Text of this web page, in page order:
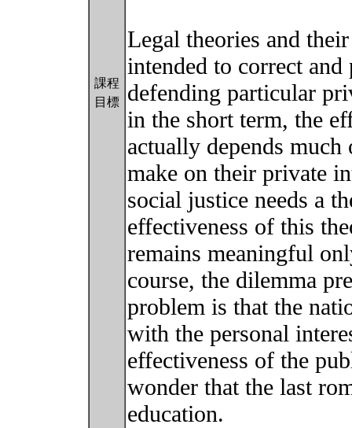
課程
目標
Legal theories and
intended to correct
defending particular
in the short term, the
actually depends
make on their private
social justice needs a
effectiveness of this
remains meaningful
course, the dilemma
problem is that the
with the personal
effectiveness of the
wonder that the last
education.